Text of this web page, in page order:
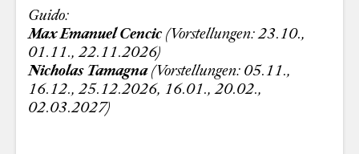
Guido:
Max Emanuel Cencic(Vorstellungen: 23.10.,
01.11., 22.11.2026)
Nicholas Tamagna(Vorstellungen: 05.11.,
16.12., 25.12.2026, 16.01., 20.02.,
02.03.2027)